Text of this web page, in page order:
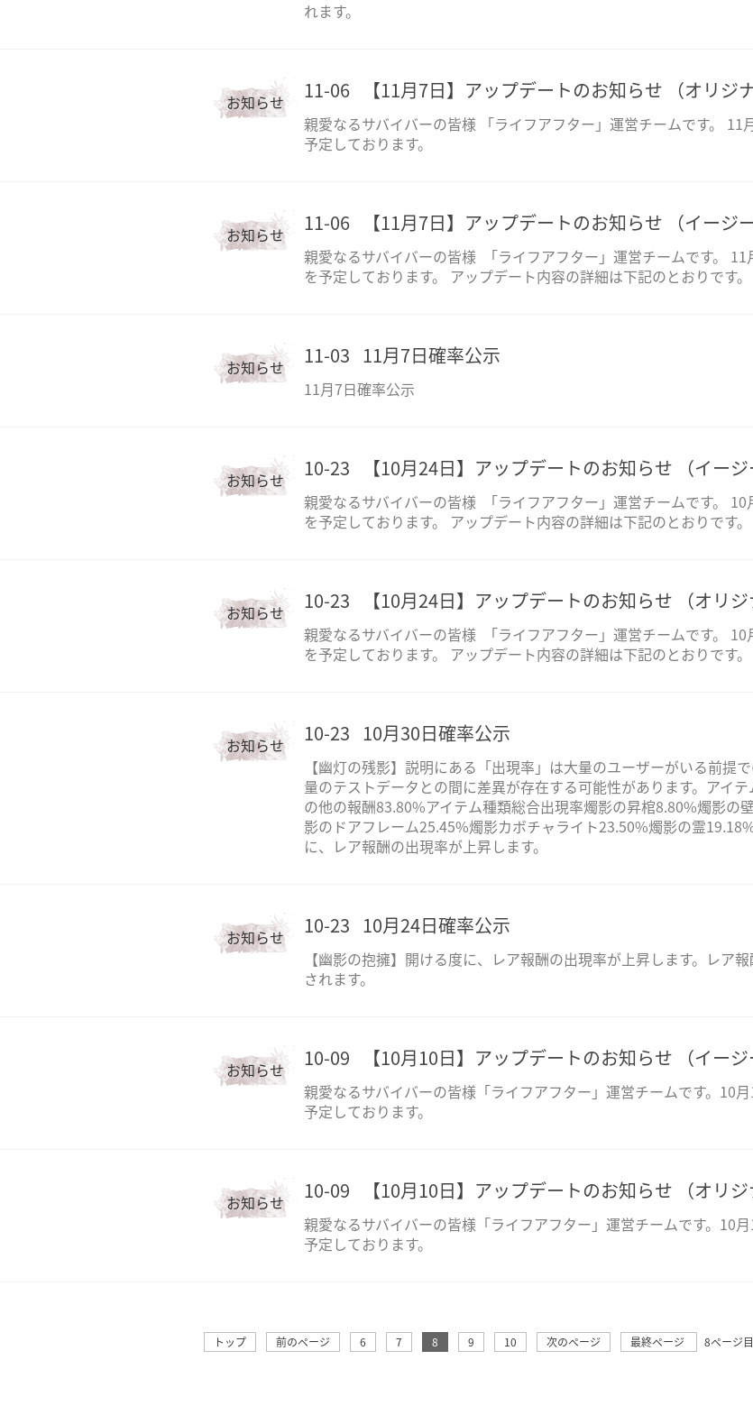
れます。
お知らせ
11-06 【11月7日】アップデートのお知らせ （オリジ
親愛なるサバイバーの皆様 「ライフアフター」運営チームです。 11
予定しております。
お知らせ
11-06 【11月7日】アップデートのお知らせ （イージ
親愛なるサバイバーの皆様 「ライフアフター」運営チームです。
を予定しております。 アップデート内容の詳細は下記のとおりです。
お知らせ
11-03 11月7日確率公示
11月7日確率公示
お知らせ
10-23 【10月24日】アップデートのお知らせ （イージ
親愛なるサバイバーの皆様 「ライフアフター」運営チームです。
を予定しております。 アップデート内容の詳細は下記のとおりです。
お知らせ
10-23 【10月24日】アップデートのお知らせ （オリジ
親愛なるサバイバーの皆様 「ライフアフター」運営チームです。
を予定しております。 アップデート内容の詳細は下記のとおりです。
お知らせ
10-23 10月30日確率公示
【幽灯の残影】説明にある「出現率」は大量のユーザーがいる前提
量のテストデータとの間に差異が存在する可能性があります。アイ
の他の報酬83.80%アイテム種類総合出現率燭影の昇棺8.80%燭影の
影のドアフレーム25.45%燭影カボチャライト23.50%燭影の霊
に、レア報酬の出現率が上昇します。
お知らせ
10-23 10月24日確率公示
【幽影の抱擁】開ける度に、レア報酬の出現率が上昇します。レア
されます。
お知らせ
10-09 【10月10日】アップデートのお知らせ （イージ
親愛なるサバイバーの皆様「ライフアフター」運営チームです。10
予定しております。
お知らせ
10-09 【10月10日】アップデートのお知らせ （オリジ
親愛なるサバイバーの皆様「ライフアフター」運営チームです。10
予定しております。
トップ 前のページ 6 7 8 9 10 次のページ 最終ページ 8ページ